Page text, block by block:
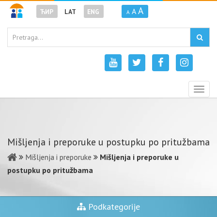
ЋИР LAT ENG A A A
Mišljenja i preporuke u postupku po pritužbama
Mišljenja i preporuke
Mišljenja i preporuke u
postupku po pritužbama
Podkategorije